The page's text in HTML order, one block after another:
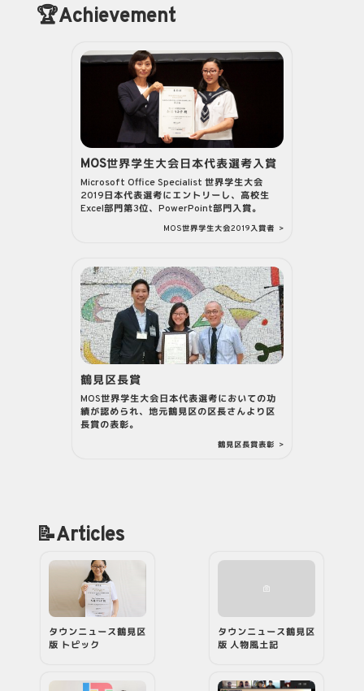
🏆Achievement
MOS世界学生大会日本代表選考入賞
Microsoft Office Specialist 世界学生大会
2019日本代表選考にエントリーし、高校生
Excel部門第3位、PowerPoint部門入賞。
MOS世界学生大会2019入賞者 >
鶴見区長賞
MOS世界学生大会日本代表選考においての功
績が認められ、地元鶴見区の区長さんより区
長賞の表彰。
鶴見区長賞表彰 >
📝Articles
タウンニュース鶴見区
版 トピック
タウンニュース鶴見区
版 人物風土記